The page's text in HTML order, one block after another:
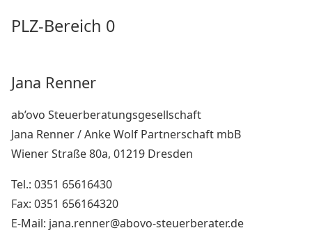
PLZ-Bereich 0
Jana Renner
ab’ovo Steuerberatungsgesellschaft
Jana Renner / Anke Wolf Partnerschaft mbB
Wiener Straße 80a, 01219 Dresden
Tel.: 0351 65616430
Fax: 0351 656164320
E-Mail: jana.renner@abovo-steuerberater.de